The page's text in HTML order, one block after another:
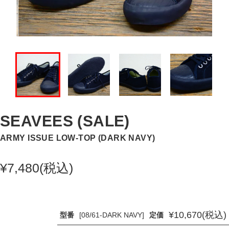
SEAVEES (SALE)
ARMY ISSUE LOW-TOP (DARK NAVY)
¥7,480(税込)
型番 [08/61-DARK NAVY] 定価 ¥10,670(税込)